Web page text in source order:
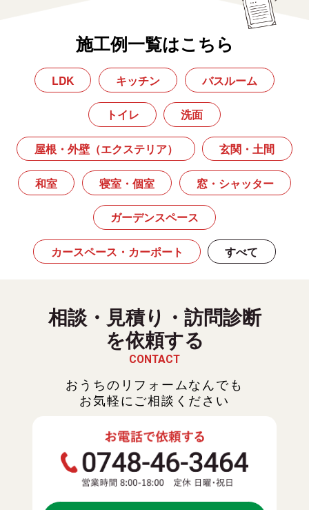
施工例一覧はこちら
LDK キッチン バスルーム
トイレ 洗面
屋根・外壁（エクステリア） 玄関・土間
和室 寝室・個室 窓・シャッター
ガーデンスペース
カースペース・カーポート すべて
相談・見積り・訪問診断
を依頼する
CONTACT
おうちのリフォームなんでも
お気軽にご相談ください